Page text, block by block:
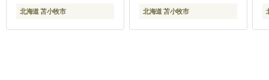
北海道 苫小牧市 北海道 苫小牧市